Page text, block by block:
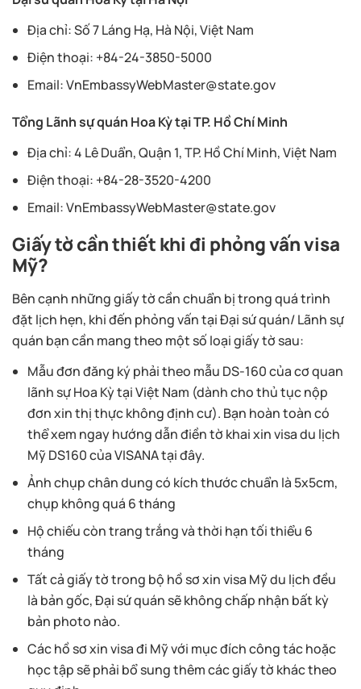
Địa chỉ: Số 7 Láng Hạ, Hà Nội, Việt Nam
Điện thoại: +84-24-3850-5000
Email:VnEmbassyWebMaster@state.gov
Tổng Lãnh sự quán Hoa Kỳ tại TP. Hồ Chí Minh
Địa chỉ: 4 Lê Duẩn, Quận 1, TP. Hồ Chí Minh, Việt Nam
Điện thoại: +84-28-3520-4200
Email:VnEmbassyWebMaster@state.gov
Giấy tờ cần thiết khi đi phỏng vấn visa
Mỹ?
Bên cạnh những giấy tờ cần chuẩn bị trong quá trình
đặt lịch hẹn, khi đến phỏng vấn tại Đại sứ quán/ Lãnh sự
quán bạn cần mang theo một số loại giấy tờ sau:
Mẫu đơn đăng ký phải theo mẫu DS-160 của cơ quan
lãnh sự Hoa Kỳ tại Việt Nam (dành cho thủ tục nộp
đơn xin thị thực không định cư). Bạn hoàn toàn có
thể xem ngay hướng dẫn điền tờ khai xin visa du lịch
Mỹ DS160 của VISANA tại đây.
Ảnh chụp chân dung có kích thước chuẩn là 5x5cm,
chụp không quá 6 tháng
Hộ chiếu còn trang trắng và thời hạn tối thiểu 6
tháng
Tất cả giấy tờ trong bộ hồ sơ xin visa Mỹ du lịch đều
là bản gốc, Đại sứ quán sẽ không chấp nhận bất kỳ
bản photo nào.
Các hồ sơ xin visa đi Mỹ với mục đích công tác hoặc
học tập sẽ phải bổ sung thêm các giấy tờ khác theo